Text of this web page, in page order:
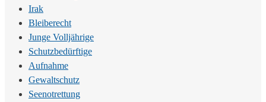
Irak
Bleiberecht
Junge Volljährige
Schutzbedürftige
Aufnahme
Gewaltschutz
Seenotrettung